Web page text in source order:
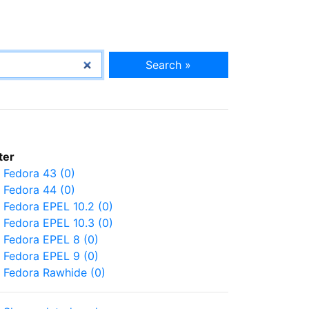
Search »
Fedora 43 (0)
Fedora 44 (0)
Fedora EPEL 10.2 (0)
Fedora EPEL 10.3 (0)
Fedora EPEL 8 (0)
Fedora EPEL 9 (0)
Fedora Rawhide (0)